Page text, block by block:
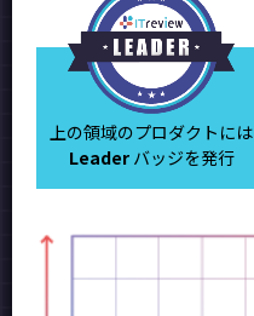
上の領域のプロダクトには
Leaderバッジを発行